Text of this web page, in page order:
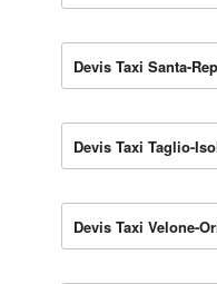
Devis Taxi Santa-
Devis Taxi Taglio-
Devis Taxi Velone-